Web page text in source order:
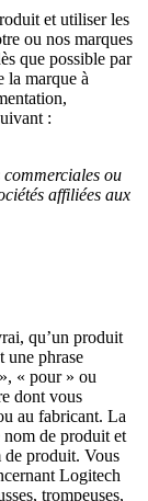
et utiliser les
ou nos marques
que possible par
la marque à
:
ou
affiliées aux
qu’un produit
une phrase
« pour » ou
dont vous
au fabricant. La
de produit et
de produit. Vous
Logitech
trompeuses,